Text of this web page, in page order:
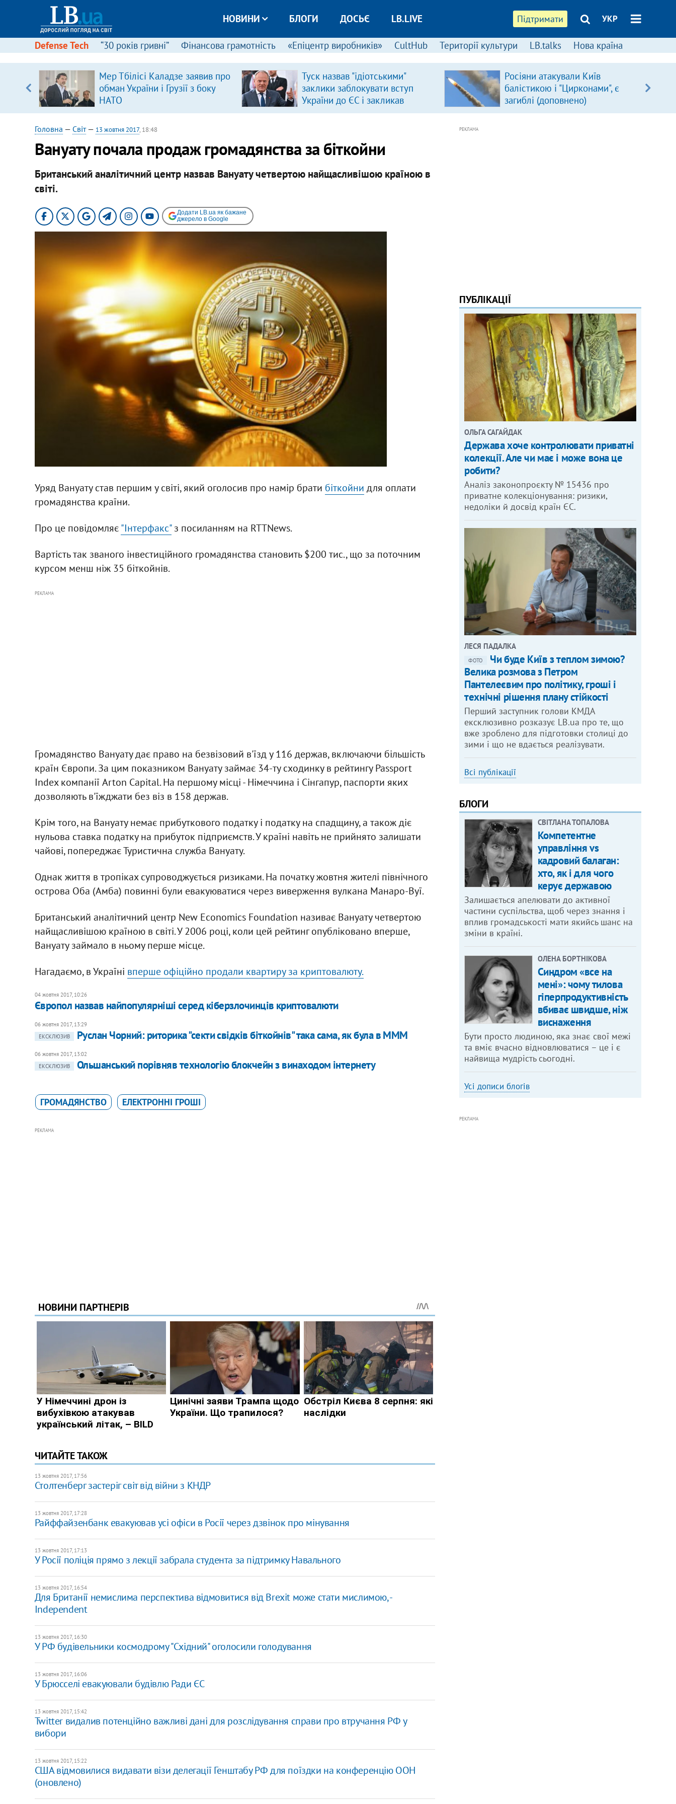
Підтримати УКР
НОВИНИ БЛОГИ ДОСЬЄ LB.LIVE
Defense Tech “30 років гривні” Фінансова грамотність «Епіцентр виробників» CultHub Території культури LB.talks Нова країна
Мер Тбілісі Каладзе заявив про
обман України і Грузії з боку
НАТО
Туск назвав "ідіотськими"
заклики заблокувати вступ
України до ЄС і закликав
припинити антиукраїнську
Росіяни атакували Київ
балістикою і "Цирконами", є
загиблі (доповнено)
Головна — Світ— 13 жовтня 2017, 18:48
Вануату почала продаж громадянства за біткойни
Британський аналітичний центр назвав Вануату четвертою найщасливішою країною в
світі.
Додати LB.ua як бажане
джерело в Google
Уряд Вануату став першим у світі, який оголосив про намір брати біткойни для оплати
громадянства країни.
Про це повідомляє"Інтерфакс"з посиланням на RTTNews.
Вартість так званого інвестиційного громадянства становить $200 тис., що за поточним
курсом менш ніж 35 біткойнів.
РЕКЛАМА
Громадянство Вануату дає право на безвізовий в'їзд у 116 держав, включаючи більшість
країн Європи. За цим показником Вануату займає 34-ту сходинку в рейтингу Passport
Index компанії Arton Capital. На першому місці - Німеччина і Сінгапур, паспорти яких
дозволяють в'їжджати без віз в 158 держав.
Крім того, на Вануату немає прибуткового податку і податку на спадщину, а також діє
нульова ставка податку на прибуток підприємств. У країні навіть не прийнято залишати
чайові, попереджає Туристична служба Вануату.
Однак життя в тропіках супроводжується ризиками. На початку жовтня жителі північного
острова Оба (Амба) повинні були евакуюватися через виверження вулкана Манаро-Вуї.
Британський аналітичний центр New Economics Foundation називає Вануату четвертою
найщасливішою країною в світі. У 2006 році, коли цей рейтинг опубліковано вперше,
Вануату займало в ньому перше місце.
Нагадаємо, в Україні вперше офіційно продали квартиру за криптовалюту.
04 жовтня 2017, 10:26
Європол назвав найпопулярніші серед кіберзлочинців криптовалюти
06 жовтня 2017, 13:29
ЕКСКЛЮЗИВ
Руслан Чорний: риторика "секти свідків біткойнів" така сама, як була в МММ
06 жовтня 2017, 13:02
ЕКСКЛЮЗИВ
Ольшанський порівняв технологію блокчейн з винаходом інтернету
ГРОМАДЯНСТВО ЕЛЕКТРОННІ ГРОШІ
РЕКЛАМА
ЧИТАЙТЕ ТАКОЖ
13 жовтня 2017, 17:56
Столтенберг застеріг світ від війни з КНДР
13 жовтня 2017, 17:28
Райффайзенбанк евакуював усі офіси в Росії через дзвінок про мінування
13 жовтня 2017, 17:13
У Росії поліція прямо з лекції забрала студента за підтримку Навального
13 жовтня 2017, 16:54
Для Британії немислима перспектива відмовитися від Brexit може стати мислимою, -
Independent
13 жовтня 2017, 16:30
У РФ будівельники космодрому "Східний" оголосили голодування
13 жовтня 2017, 16:06
У Брюсселі евакуювали будівлю Ради ЄС
13 жовтня 2017, 15:42
Twitter видалив потенційно важливі дані для розслідування справи про втручання РФ у
вибори
13 жовтня 2017, 15:22
США відмовилися видавати візи делегації Генштабу РФ для поїздки на конференцію ООН
(оновлено)
РЕКЛАМА
ПУБЛІКАЦІЇ
ОЛЬГА САГАЙДАК
Держава хоче контролювати приватні
колекції. Але чи має і може вона це
робити?
Аналіз законопроєкту № 15436 про
приватне колекціонування: ризики,
недоліки й досвід країн ЄС.
ЛЕСЯ ПАДАЛКА
ФОТО
Чи буде Київ з теплом зимою?
Велика розмова з Петром
Пантелеєвим про політику, гроші і
технічні рішення плану стійкості
Перший заступник голови КМДА
ексклюзивно розказує LB.ua про те, що
вже зроблено для підготовки столиці до
зими і що не вдається реалізувати.
Всі публікації
БЛОГИ
СВІТЛАНА ТОПАЛОВА
Компетентне
управління vs
кадровий балаган:
хто, як і для чого
керує державою
Залишається апелювати до активної
частини суспільства, щоб через знання і
вплив громадськості мати якийсь шанс на
зміни в країні.
ОЛЕНА БОРТНІКОВА
Синдром «все на
мені»: чому тилова
гіперпродуктивність
вбиває швидше, ніж
виснаження
Бути просто людиною, яка знає свої межі
та вміє вчасно відновлюватися – це і є
найвища мудрість сьогодні.
Усі дописи блогів
РЕКЛАМА